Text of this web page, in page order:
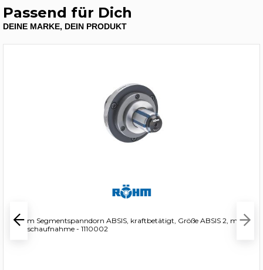
Passend für Dich
DEINE MARKE, DEIN PRODUKT
Röhm Segmentspanndorn ABSIS, kraftbetätigt, Größe ABSIS 2, mit
Flanschaufnahme - 1110002